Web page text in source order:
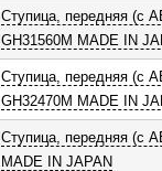
Ступица, передняя (с
GH31560M MADE IN
Ступица, передняя (с
GH32470M MADE IN
Ступица, передняя (с
MADE IN JAPAN